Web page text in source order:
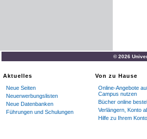
© 2026
Aktuelles
Neue Seiten
Neuerwerbungslisten
Neue Datenbanken
Führungen und Schulungen
Von zu Hause
Online-Angebote
Campus nutzen
Bücher online
Verlängern, Konto
Hilfe zu Ihrem Konto